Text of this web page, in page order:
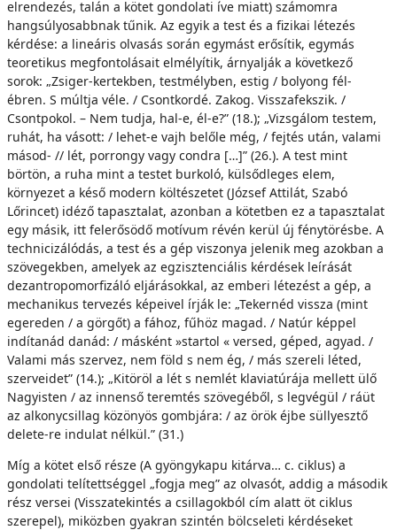
elrendezés, talán a kötet gondolati íve miatt) számomra
hangsúlyosabbnak tűnik. Az egyik a test és a fizikai létezés
kérdése: a lineáris olvasás során egymást erősítik, egymás
teoretikus megfontolásait elmélyítik, árnyalják a következő
sorok: „Zsiger-kertekben, testmélyben, estig / bolyong fél-
ébren. S múltja véle. / Csontkordé. Zakog. Visszafekszik. /
Csontpokol. – Nem tudja, hal-e, él-e?” (18.); „Vizsgálom testem,
ruhát, ha vásott: / lehet-e vajh belőle még, / fejtés után, valami
másod- // lét, porrongy vagy condra […]” (26.). A test mint
börtön, a ruha mint a testet burkoló, külsődleges elem,
környezet a késő modern költészetet (József Attilát, Szabó
Lőrincet) idéző tapasztalat, azonban a kötetben ez a tapasztalat
egy másik, itt felerősödő motívum révén kerül új fénytörésbe. A
technicizálódás, a test és a gép viszonya jelenik meg azokban a
szövegekben, amelyek az egzisztenciális kérdések leírását
dezantropomorfizáló eljárásokkal, az emberi létezést a gép, a
mechanikus tervezés képeivel írják le: „Tekernéd vissza (mint
egereden / a görgőt) a fához, fűhöz magad. / Natúr képpel
indítanád danád: / másként »startol « versed, géped, agyad. /
Valami más szervez, nem föld s nem ég, / más szereli léted,
szerveidet” (14.); „Kitöröl a lét s nemlét klaviatúrája mellett ülő
Nagyisten / az innenső teremtés szövegéből, s legvégül / ráüt
az alkonycsillag közönyös gombjára: / az örök éjbe süllyesztő
delete-re indulat nélkül.” (31.)
Míg a kötet első része (A gyöngykapu kitárva… c. ciklus) a
gondolati telítettséggel „fogja meg” az olvasót, addig a második
rész versei (Visszatekintés a csillagokból cím alatt öt ciklus
szerepel), miközben gyakran szintén bölcseleti kérdéseket